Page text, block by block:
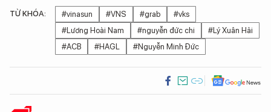
TỪ KHÓA: #vinasun #VNS #grab
#vks
#Lương Hoài Nam
#nguyễn đức chi
#Lý Xuân Hải
#ACB
#HAGL #Nguyễn Minh Đức